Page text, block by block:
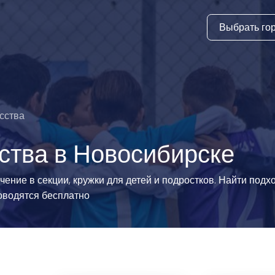
виды
спорт
спорта
Выбрать
в Новосибирске
в секции, кружки для детей и подростков. Найти
бесплатно